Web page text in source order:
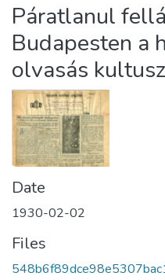
About us
Páratlanul
Budapesten a
olvasás
Date
1930-02-02
Files